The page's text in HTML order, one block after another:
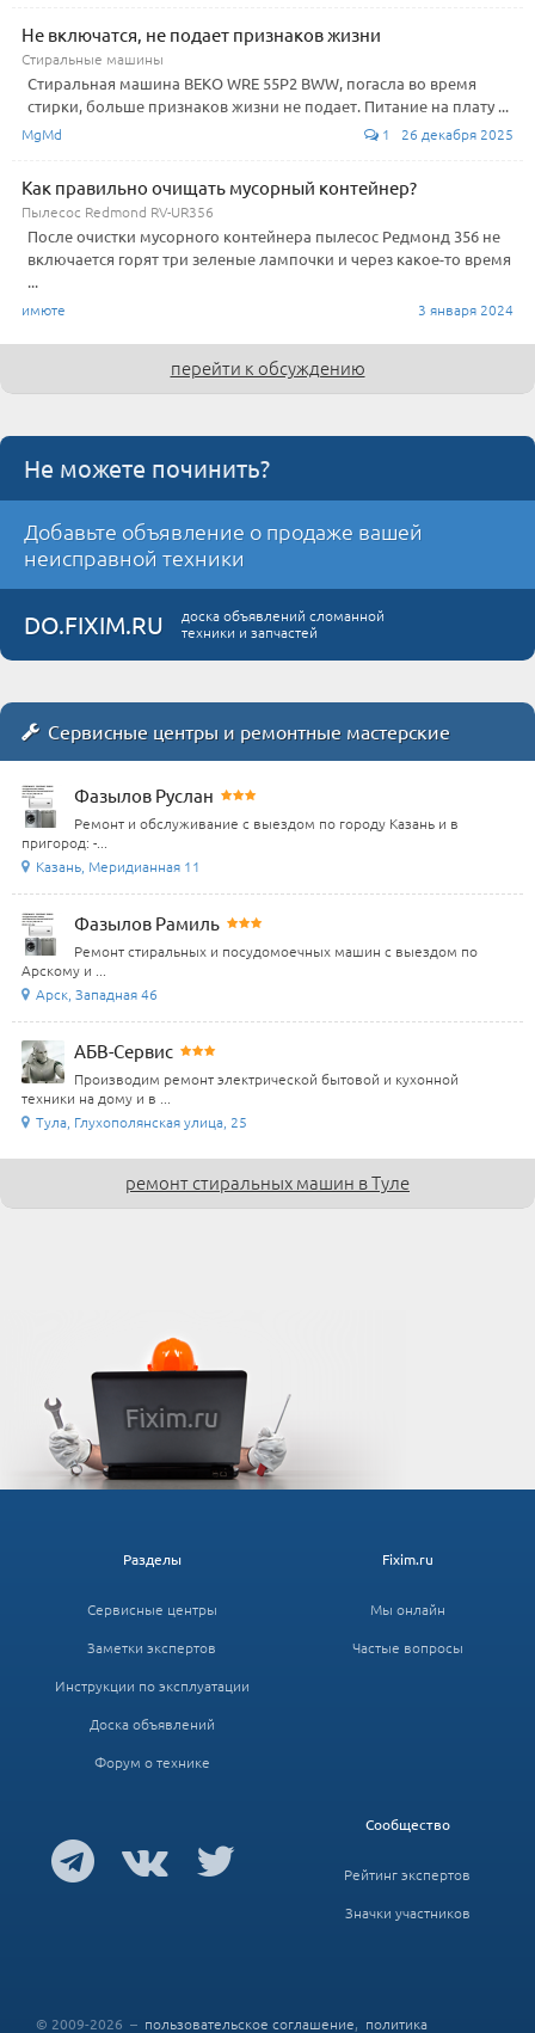
Не включатся, не подает признаков жизни
Стиральные машины
Стиральная машина BEKO WRE 55P2 BWW, погасла во время
стирки, больше признаков жизни не подает. Питание на плату ...
MgMd 1 26 декабря 2025
Как правильно очищать мусорный контейнер?
Пылесос Redmond RV-UR356
После очистки мусорного контейнера пылесос Редмонд 356 не
включается горят три зеленые лампочки и через какое-то время
...
имюте 3 января 2024
перейти к обсуждению
Не можете починить?
Добавьте объявление о продаже вашей
неисправной техники
DO.FIXIM.RU
доска объявлений сломанной
техники и запчастей
Сервисные центры и ремонтные мастерские
Фазылов Руслан
Ремонт и обслуживание с выездом по городу Казань и в
пригород: -...
Казань, Меридианная 11
Фазылов Рамиль
Ремонт стиральных и посудомоечных машин с выездом по
Арскому и ...
Арск, Западная 46
АБВ-Сервис
Производим ремонт электрической бытовой и кухонной
техники на дому и в ...
Тула, Глухополянская улица, 25
ремонт стиральных машин в Туле
Fixim.ru
Мы онлайн
Частые вопросы
Разделы
Сервисные центры
Заметки экспертов
Инструкции по эксплуатации
Доска объявлений
Форум о технике
Сообщество
Рейтинг экспертов
Значки участников
© 2009-2026 – пользовательское соглашение, политика